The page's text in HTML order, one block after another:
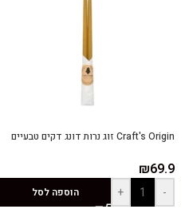
Craft's Origin זוג נרות דונג דקים טבעיים
₪69.9
-
+ הוספה לסל